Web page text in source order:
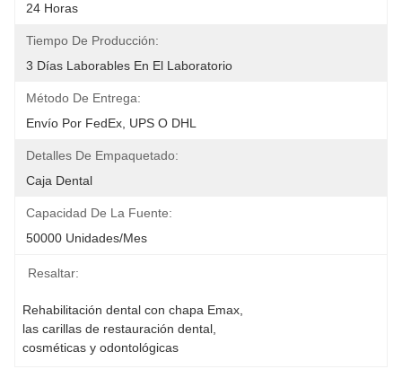
24 Horas
Tiempo De Producción:
3 Días Laborables En El Laboratorio
Método De Entrega:
Envío Por FedEx, UPS O DHL
Detalles De Empaquetado:
Caja Dental
Capacidad De La Fuente:
50000 Unidades/mes
Resaltar:
Rehabilitación dental con chapa Emax
las carillas de restauración dental
cosméticas y odontológicas